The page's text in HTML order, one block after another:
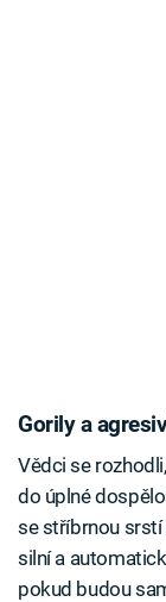
Gorily a
Vědci se
do úplné
se stříbrnou srstí
silní a
pokud budou